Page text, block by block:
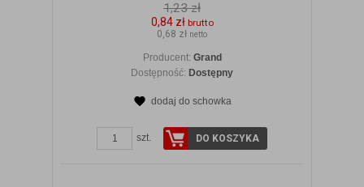
1,23 zł
0,84 zł brutto
0,68 zł netto
Producent: Grand
Dostępność: Dostępny
dodaj do schowka
szt. DO KOSZYKA